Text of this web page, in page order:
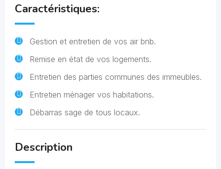
Caractéristiques:
Gestion et entretien de vos air bnb.
Remise en état de vos logements.
Entretien des parties communes des immeubles.
Entretien ménager vos habitations.
Débarras sage de tous locaux.
Description